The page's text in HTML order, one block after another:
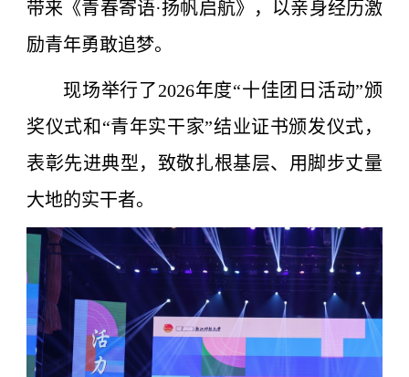
带来《青春寄语·扬帆启航》，以亲身经历激
励青年勇敢追梦。
现场举行了2026年度“十佳团日活动”颁
奖仪式和“青年实干家”结业证书颁发仪式，
表彰先进典型，致敬扎根基层、用脚步丈量
大地的实干者。